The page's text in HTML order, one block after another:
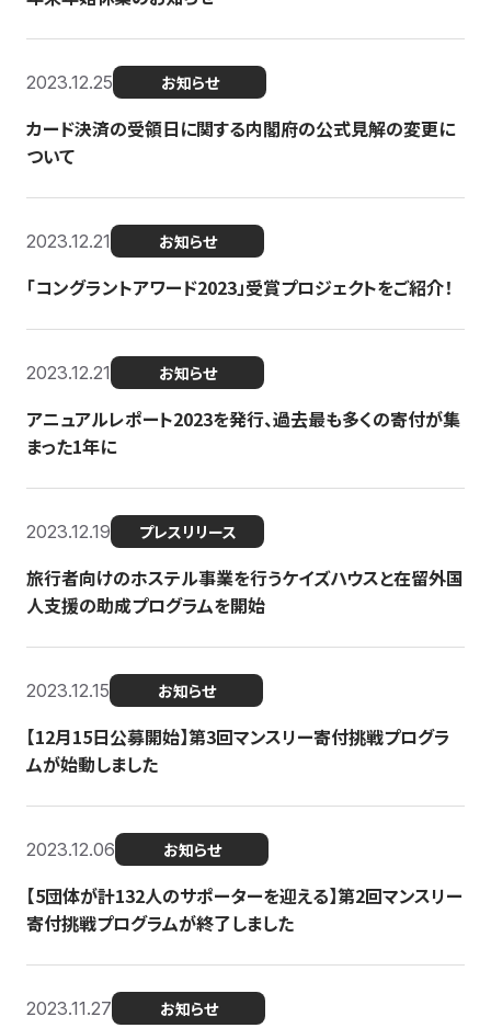
2023.12.25 お知らせ
カード決済の受領日に関する内閣府の公式見解の変更に
ついて
2023.12.21 お知らせ
「コングラントアワード2023」受賞プロジェクトをご紹介！
2023.12.21 お知らせ
アニュアルレポート2023を発行、過去最も多くの寄付が集
まった1年に
2023.12.19 プレスリリース
旅行者向けのホステル事業を行うケイズハウスと在留外国
人支援の助成プログラムを開始
2023.12.15 お知らせ
【12月15日公募開始】第3回マンスリー寄付挑戦プログラ
ムが始動しました
2023.12.06 お知らせ
【5団体が計132人のサポーターを迎える】第2回マンスリー
寄付挑戦プログラムが終了しました
2023.11.27 お知らせ